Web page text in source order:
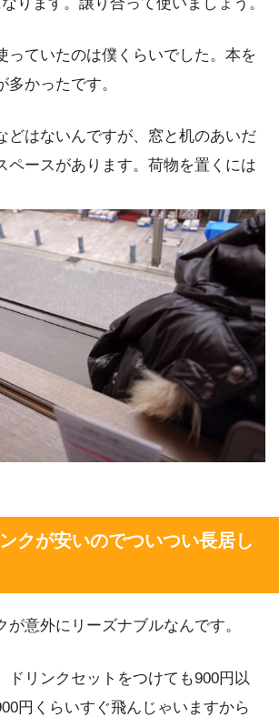
っていたのは僕くらいでした。本を
かったです。
どはないんですが、窓と机のあいだ
ペースがあります。荷物を置くには
クが安いのでついつい長居し
が意外にリーズナブルなんです。
ドリンクセットをつけても900円以
円くらいすぐ飛んじゃいますから